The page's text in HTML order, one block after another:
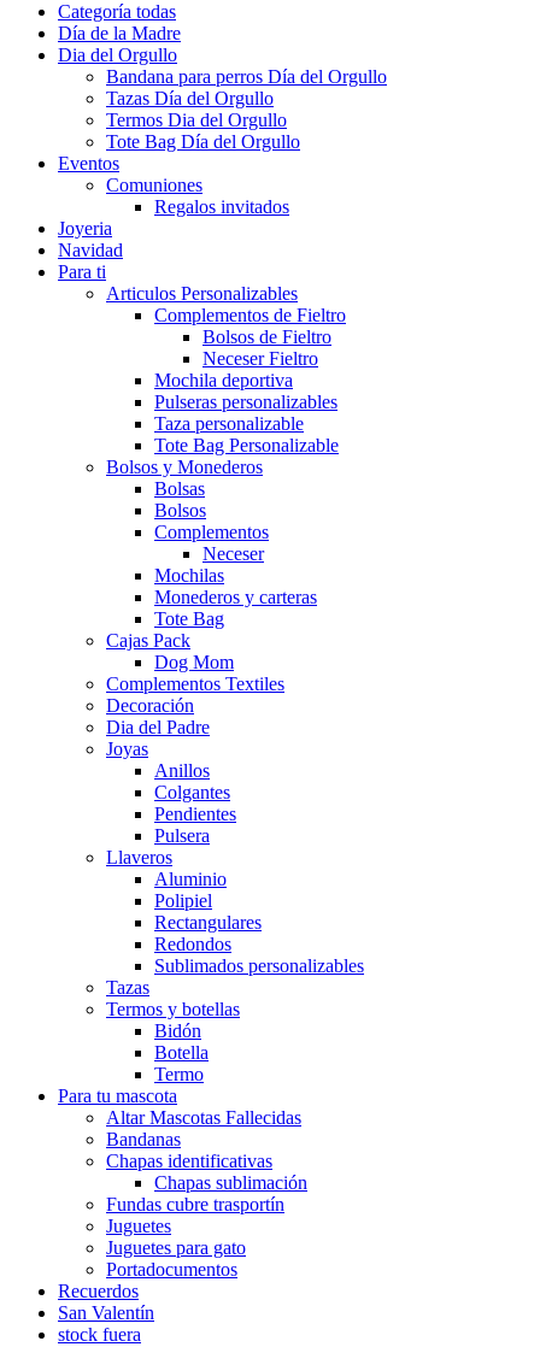
Categoría todas
Día de la Madre
Dia del Orgullo
Bandana para perros Día del Orgullo
Tazas Día del Orgullo
Termos Dia del Orgullo
Tote Bag Día del Orgullo
Eventos
Comuniones
Regalos invitados
Joyeria
Navidad
Para ti
Articulos Personalizables
Complementos de Fieltro
Bolsos de Fieltro
Neceser Fieltro
Mochila deportiva
Pulseras personalizables
Taza personalizable
Tote Bag Personalizable
Bolsos y Monederos
Bolsas
Bolsos
Complementos
Neceser
Mochilas
Monederos y carteras
Tote Bag
Cajas Pack
Dog Mom
Complementos Textiles
Decoración
Dia del Padre
Joyas
Anillos
Colgantes
Pendientes
Pulsera
Llaveros
Aluminio
Polipiel
Rectangulares
Redondos
Sublimados personalizables
Tazas
Termos y botellas
Bidón
Botella
Termo
Para tu mascota
Altar Mascotas Fallecidas
Bandanas
Chapas identificativas
Chapas sublimación
Fundas cubre trasportín
Juguetes
Juguetes para gato
Portadocumentos
Recuerdos
San Valentín
stock fuera